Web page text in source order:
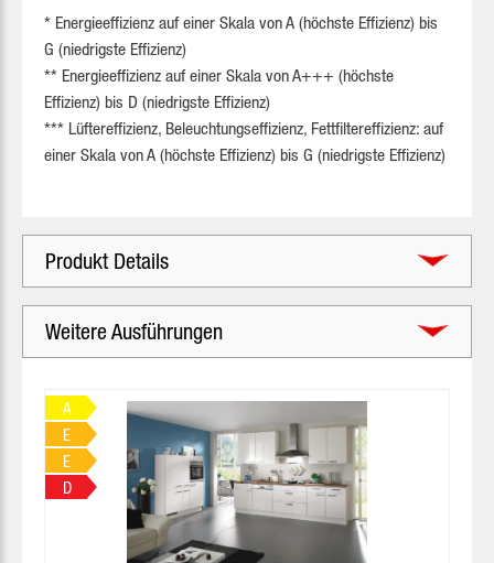
* Energieeffizienz auf einer Skala von A (höchste Effizienz) bis
G (niedrigste Effizienz)
** Energieeffizienz auf einer Skala von A+++ (höchste
Effizienz) bis D (niedrigste Effizienz)
*** Lüftereffizienz, Beleuchtungseffizienz, Fettfiltereffizienz: auf
einer Skala von A (höchste Effizienz) bis G (niedrigste Effizienz)
Produkt Details
Weitere Ausführungen
A
E
E
D